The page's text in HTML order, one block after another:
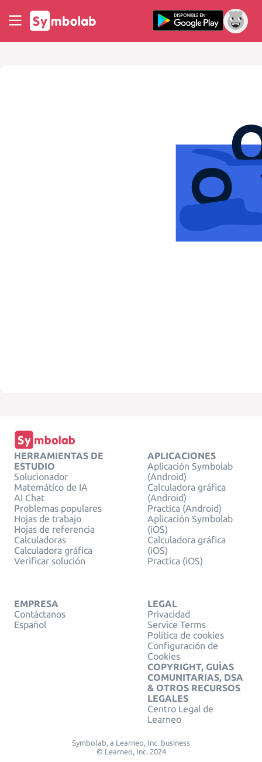
HERRAMIENTAS DE
ESTUDIO
Solucionador
Matemático de IA
AI Chat
Problemas populares
Hojas de trabajo
Hojas de referencia
Calculadoras
Calculadora gráfica
Verificar solución
APLICACIONES
Aplicación Symbolab
(Android)
Calculadora gráfica
(Android)
Practica (Android)
Aplicación Symbolab
(iOS)
Calculadora gráfica
(iOS)
Practica (iOS)
EMPRESA
Contáctanos
Español
LEGAL
Privacidad
Service Terms
Política de cookies
Configuración de
Cookies
COPYRIGHT, GUÍAS
COMUNITARIAS, DSA
& OTROS RECURSOS
LEGALES
Centro Legal de
Learneo
Symbolab, a Learneo, Inc. business
© Learneo, Inc. 2024